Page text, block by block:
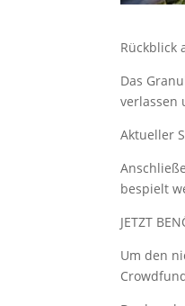
Rückblick
Das
verlassen
Aktueller
bespielt
JETZT
Um den